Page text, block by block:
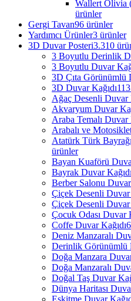
Wallert Olivia
ürünler
Gergi Tavan96 ürünler
Yardımcı Ürünler3 ürünler
3D Duvar Posteri3.310
3 Boyutlu Derinlik
3 Boyutlu Duvar
3D Çıta Görünümlü
3D Duvar Kağıdı
Ağaç Desenli Duvar
Akvaryum Duvar
Araba Temalı Duvar
Arabalı ve
Atatürk Türk
ürünler
Bayan Kuaförü
Bayrak Duvar Kağıdı
Berber Salonu Duvar
Çiçek Desenli Duvar
Çiçek Desenli Duvar
Çocuk Odası Duvar
Coffe Duvar Kağıdı
Deniz Manzaralı
Derinlik Görünümlü
Doğa Manzara
Doğa Manzaralı
Doğal Taş Duvar
Dünya Haritası
Eskitme Duvar